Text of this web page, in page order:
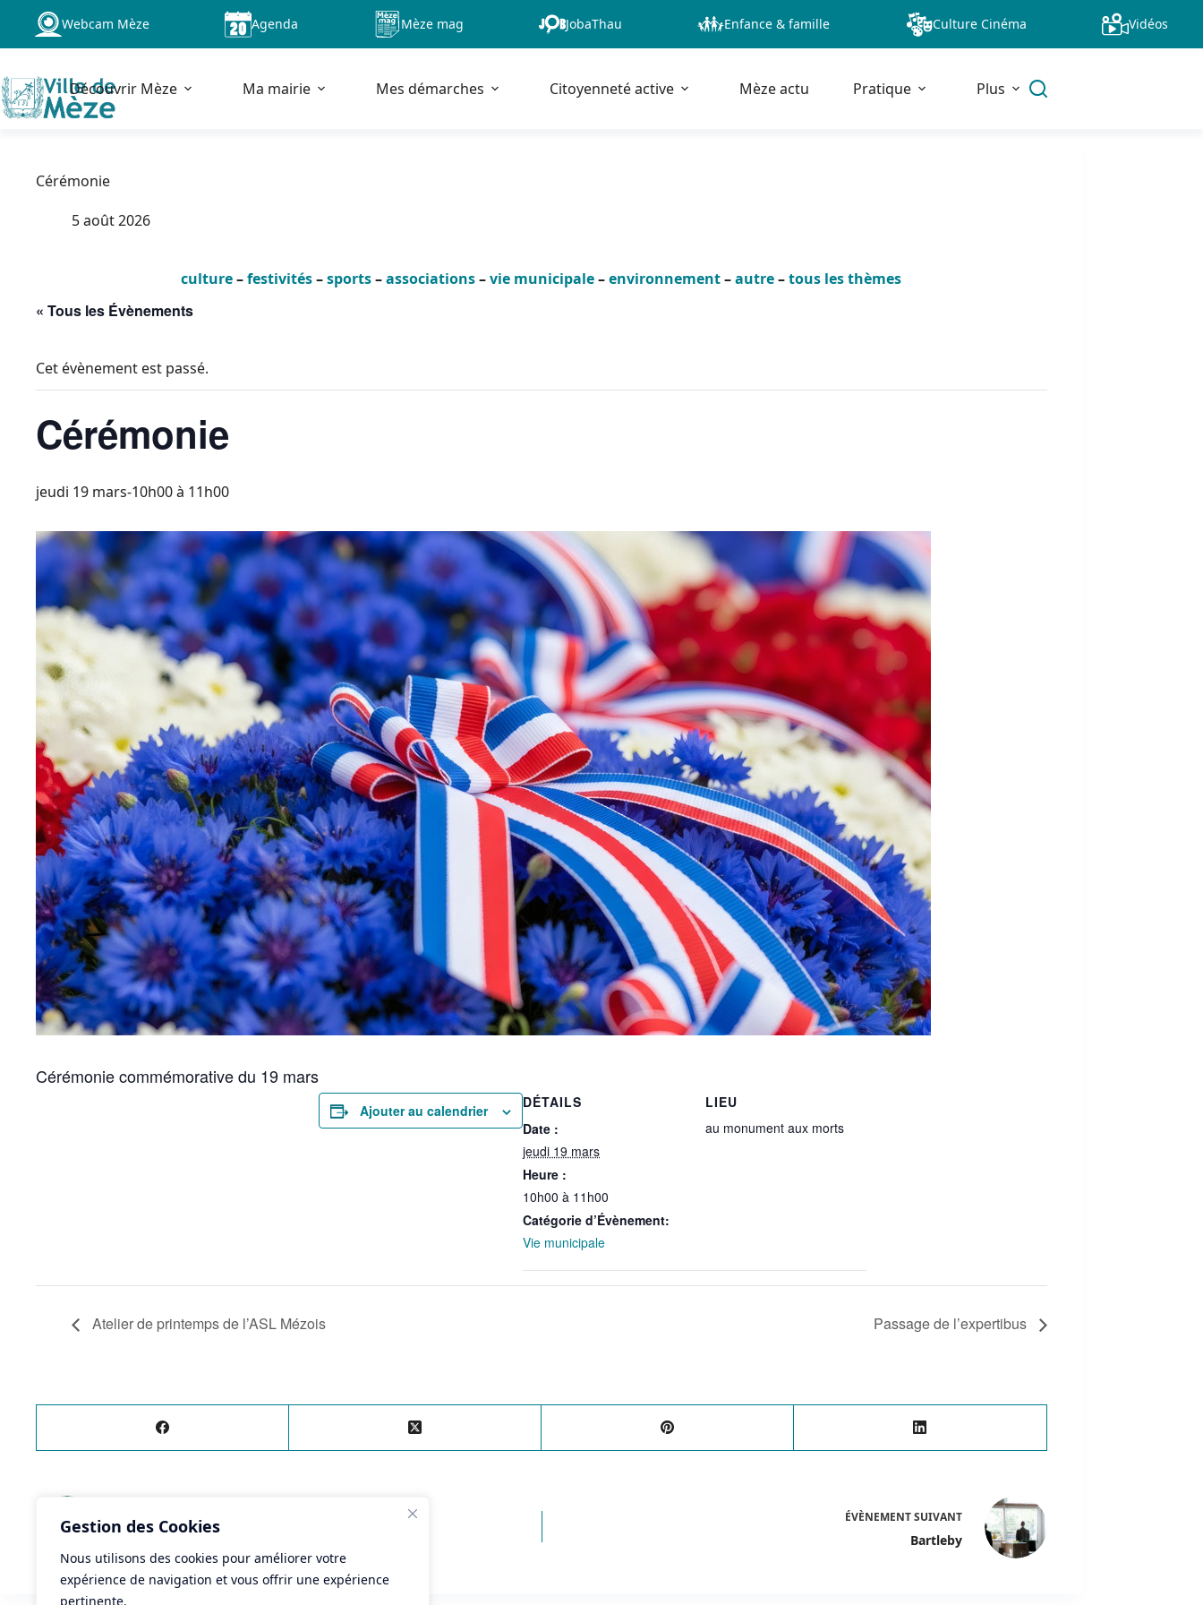
Gestion des Cookies
Nous utilisons des cookies pour améliorer votre
expérience de navigation et vous offrir une expérience
pertinente.
Passer
contenu
Webcam Mèze Agenda Mèze mag JobaThau Enfance & famille Culture Cinéma Vidéos
Découvrir Mèze Ma mairie Mes démarches Citoyenneté active Mèze actu Pratique Plus
Cérémonie
5 août 2026
culture–festivités–sports–associations–vie municipale–environnement–autre–tous les thèmes
« Tous les Évènements
Cet évènement est passé.
Cérémonie
jeudi 19 mars-10h00à 11h00
Cérémonie commémorative du 19 mars
Ajouter au calendrier
DÉTAILS
Date :
jeudi 19 mars
Heure :
10h00 à 11h00
Catégorie d’Évènement:
Vie municipale
LIEU
au monument aux morts
Atelier de printemps de l’ASL Mézois Passage de l’expertibus
ÉVÈNEMENT PRÉCÉDENT ÉVÈNEMENTSUIVANT
Bartleby